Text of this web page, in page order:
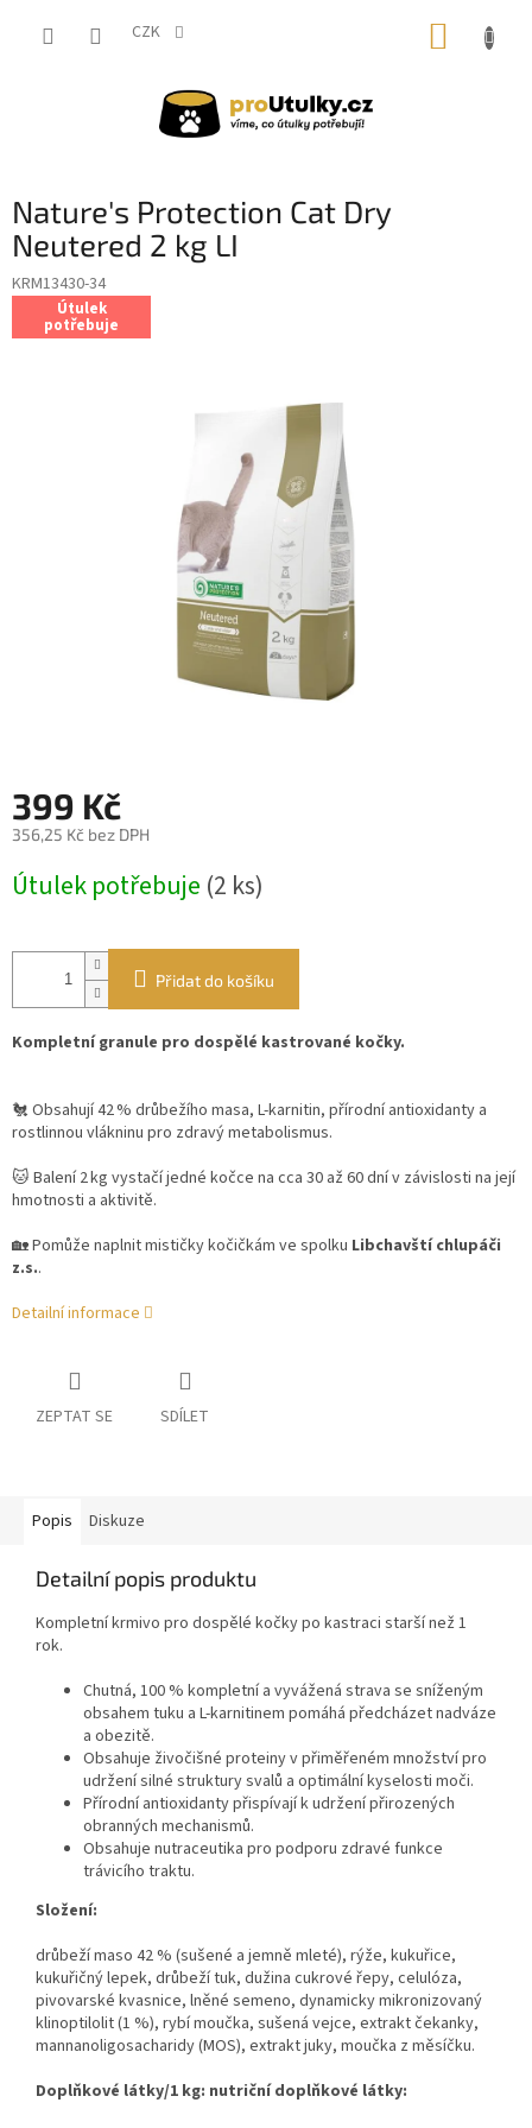
CZK
Nature's Protection Cat Dry
Neutered 2 kg LI
KRM13430-34
Útulek
potřebuje
399 Kč
356,25 Kč bez DPH
Měrná
cena:
Útulek potřebuje (2 ks)
Přidat do košíku
Kompletní granule pro dospělé kastrované kočky.
🐔 Obsahují 42 % drůbežího masa, L-karnitin, přírodní antioxidanty a
rostlinnou vlákninu pro zdravý metabolismus.
🐱 Balení 2 kg vystačí jedné kočce na cca 30 až 60 dní v závislosti na její
hmotnosti a aktivitě.
🏡 Pomůže naplnit mističky kočičkám ve spolku Libchavští chlupáči
z.s..
Detailní informace
ZEPTAT SE SDÍLET
Popis Diskuze
Detailní popis produktu
Kompletní krmivo pro dospělé kočky po kastraci starší než 1
rok.
Chutná, 100 % kompletní a vyvážená strava se sníženým
obsahem tuku a L-karnitinem pomáhá předcházet nadváze
a obezitě.
Obsahuje živočišné proteiny v přiměřeném množství pro
udržení silné struktury svalů a optimální kyselosti moči.
Přírodní antioxidanty přispívají k udržení přirozených
obranných mechanismů.
Obsahuje nutraceutika pro podporu zdravé funkce
trávicího traktu.
Složení:
drůbeží maso 42 % (sušené a jemně mleté), rýže, kukuřice,
kukuřičný lepek, drůbeží tuk, dužina cukrové řepy, celulóza,
pivovarské kvasnice, lněné semeno, dynamicky mikronizovaný
klinoptilolit (1 %), rybí moučka, sušená vejce, extrakt čekanky,
mannanoligosacharidy (MOS), extrakt juky, moučka z měsíčku.
Doplňkové látky/1 kg: nutriční doplňkové látky: